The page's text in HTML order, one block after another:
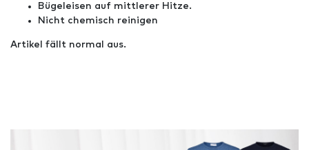
Bügeleisen auf mittlerer Hitze.
Nicht chemisch reinigen
Artikel fällt normal aus.